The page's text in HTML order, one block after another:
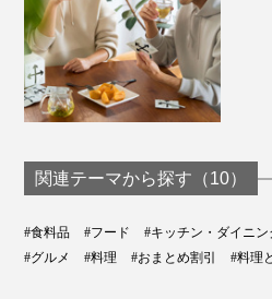
関連テーマから探す（10）
#食料品 #フード #キッチン・ダイニン
#グルメ
#料理 #おまとめ割引 #料理